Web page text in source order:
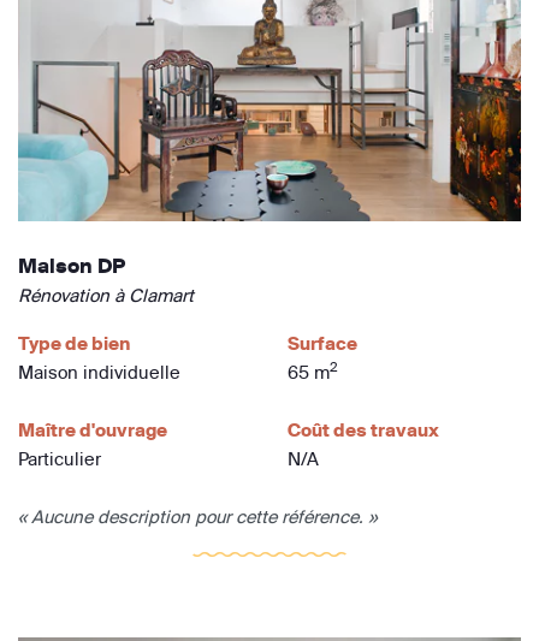
Maison DP
Rénovation à Clamart
Type de bien
Maison individuelle
Surface
65 m2
Maître d'ouvrage
Particulier
Coût des travaux
N/A
« Aucune description pour cette référence. »